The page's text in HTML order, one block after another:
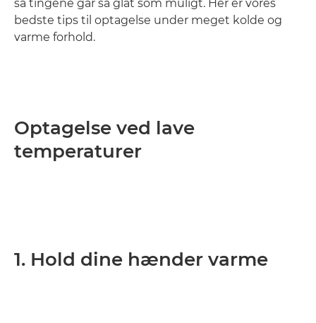
så tingene går så glat som muligt. Her er vores
bedste tips til optagelse under meget kolde og
varme forhold.
Optagelse ved lave
temperaturer
1. Hold dine hænder varme